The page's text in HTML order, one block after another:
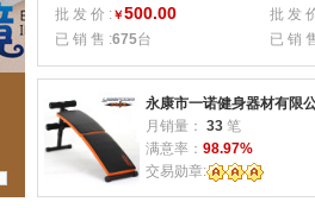
专业健身休闲
专注市场货源
按
超静音家用动感单车 一件代
发
批 发 价 :￥500.00
已 销 售 :675台
全胶
批 发
已 销
永康市一诺健身器材有限
月销量： 33 笔
满意率： 98.97%
交易勋章: